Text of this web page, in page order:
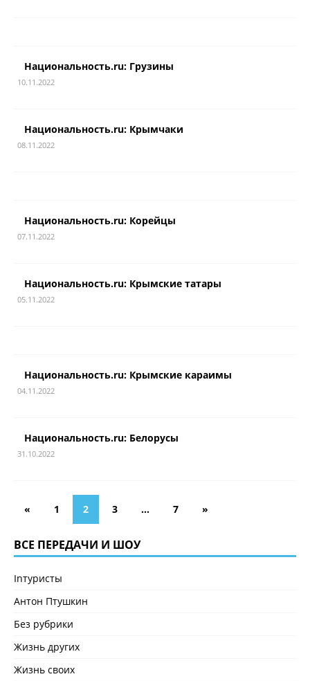
Национальность.ru: Грузины
10.11.2022
Национальность.ru: Крымчаки
08.11.2022
Национальность.ru: Корейцы
07.11.2022
Национальность.ru: Крымские татары
05.11.2022
Национальность.ru: Крымские караимы
04.11.2022
Национальность.ru: Белорусы
31.10.2022
« 1 2 3 … 7 »
ВСЕ ПЕРЕДАЧИ И ШОУ
Inтуристы
Антон Птушкин
Без рубрики
Жизнь других
Жизнь своих